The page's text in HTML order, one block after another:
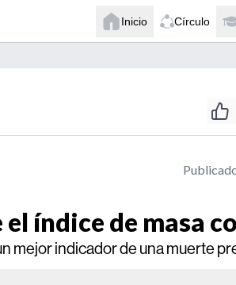
Inicio Círculo
índice de masa
mejor indicador de una muerte